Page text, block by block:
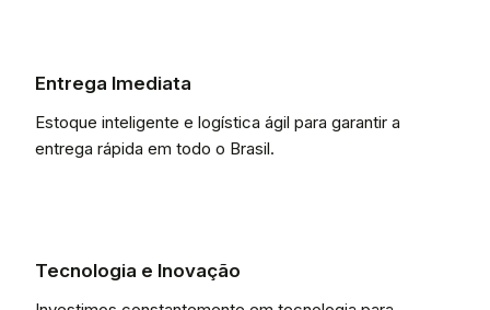
Entrega Imediata
Estoque inteligente e logística ágil para garantir a
entrega rápida em todo o Brasil.
Tecnologia e Inovação